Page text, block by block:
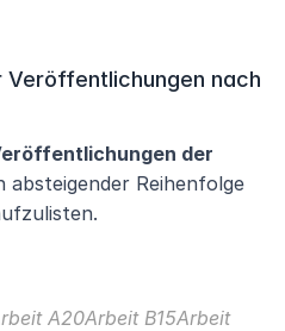
Veröffentlichungen nach
der
absteigender Reihenfolge
A20Arbeit B15Arbeit